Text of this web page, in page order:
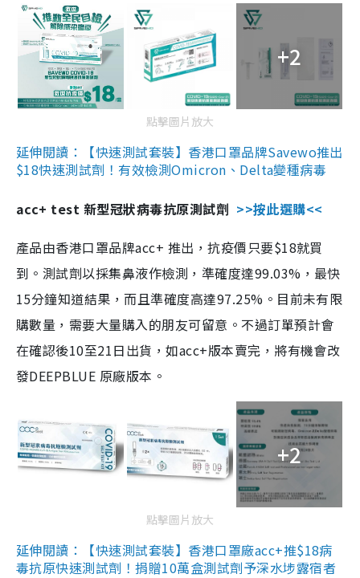
+2
點擊圖片放大
延伸閱讀：【快速測試套裝】香港口罩品牌Savewo推出
$18快速測試劑！有效檢測Omicron、Delta變種病毒
acc+ test 新型冠狀病毒抗原測試劑 >>按此選購<<
產品由香港口罩品牌acc+ 推出，抗疫價只要$18就買
到。測試劑以採集鼻液作檢測，準確度達99.03%，最快
15分鐘知道結果，而且準確度高達97.25%。目前未有限
購數量，需要大量購入的朋友可留意。不過訂單預計會
在確認後10至21日出貨，如acc+版本賣完，將有機會改
發DEEPBLUE 原廠版本。
+2
點擊圖片放大
延伸閱讀：【快速測試套裝】香港口罩廠acc+推$18病
毒抗原快速測試劑！捐贈10萬盒測試劑予深水埗露宿者